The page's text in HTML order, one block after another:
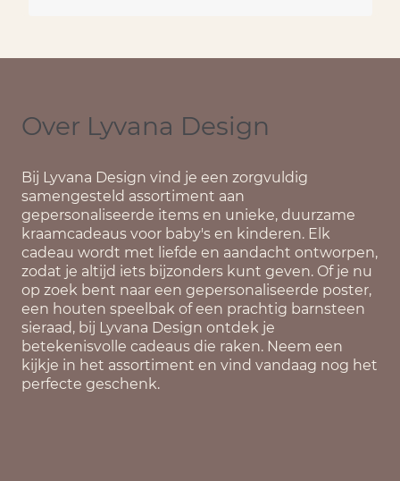
Over Lyvana Design
Bij Lyvana Design vind je een zorgvuldig
samengesteld assortiment aan
gepersonaliseerde items en unieke, duurzame
kraamcadeaus voor baby's en kinderen. Elk
cadeau wordt met liefde en aandacht ontworpen,
zodat je altijd iets bijzonders kunt geven. Of je nu
op zoek bent naar een gepersonaliseerde poster,
een houten speelbak of een prachtig barnsteen
sieraad, bij Lyvana Design ontdek je
betekenisvolle cadeaus die raken. Neem een
kijkje in het assortiment en vind vandaag nog het
perfecte geschenk.